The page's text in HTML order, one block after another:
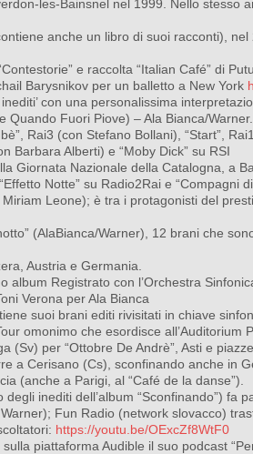
les-Bainsnel nel 1999. Nello stesso
anche un libro di suoi racconti),
e raccolta “Italian Café” di
Barysnikov per un balletto a New York
con una personalissima
Quando Fuori Piove) – Ala Bianca/
Rai3 (con Stefano Bollani), “Start”,
Barbara Alberti) e “Moby Dick” su RSI
Giornata Nazionale della Catalogna, a
Notte” su Radio2Rai e “Compagni
Miriam Leone); è tra i protagonisti del
(AlaBianca/Warner), 12 brani che
Austria e Germania.
album Registrato con l’Orchestra
Verona per Ala Bianca
suoi brani editi rivisitati in chiave
omonimo che esordisce
(Sv) per “Ottobre De Andrè”, Asti e
a Cerisano (Cs), sconfinando anche in
(anche a Parigi, al “Café de la danse”).
inediti dell’album “Sconfinando”) fa
Fun Radio (network slovacco)
https://youtu.be/OExcZf8WtF0
piattaforma Audible il suo podcast